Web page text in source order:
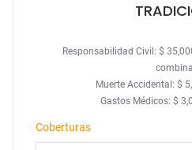
Responsabilidad Civil: $
Muerte Accidental: $
Gastos Médicos: $
Coberturas